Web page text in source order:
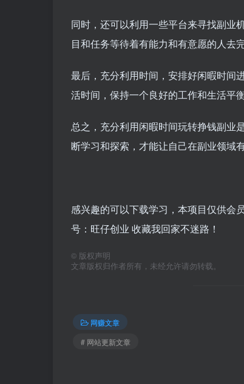
同时，还可以利用一些平台来寻找副业
目和任务等待着有能力和有意愿的人去
最后，充分利用时间，安排好闲暇时间
活时间，保持一个良好的工作和生活平衡
总之，充分利用闲暇时间玩转挣钱副业
断学习和探索，才能让自己在副业领域有
感兴趣的可以下载学习，本项目仅供会
号：旺仔创业 收藏我回家不迷路！
© 版权声明
文章版权归作者所有，未经允许请勿转载。
网赚文章
# 网站更新文章